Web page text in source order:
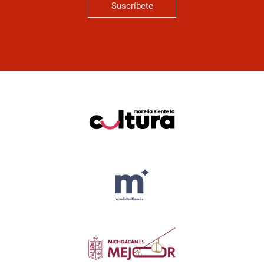
Suscríbete